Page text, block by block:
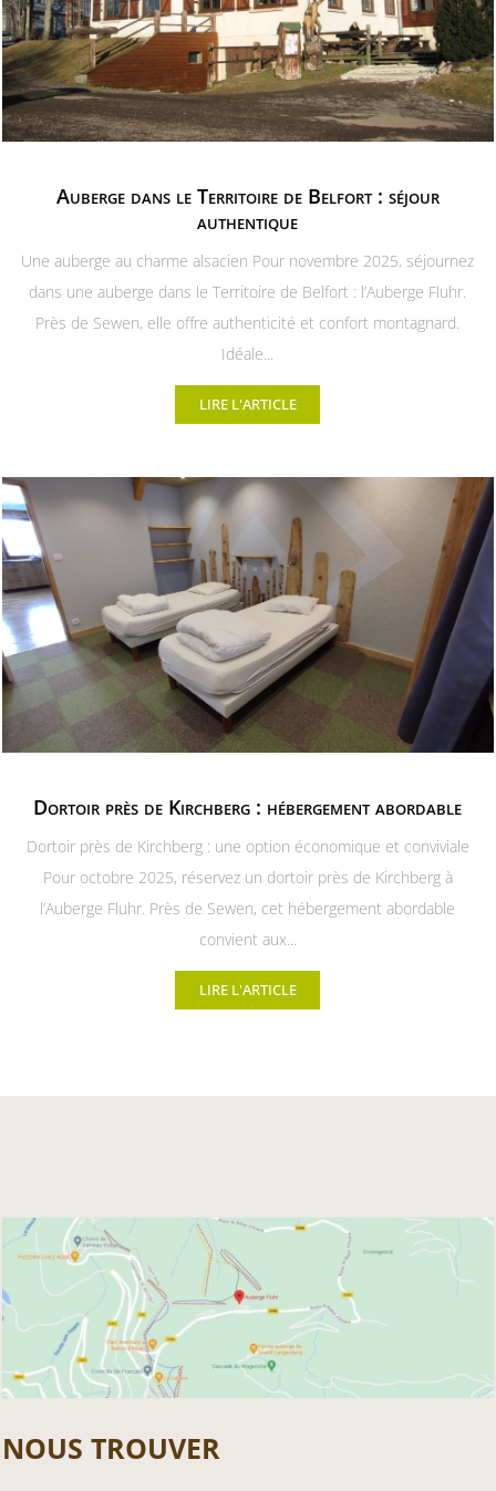
Auberge dans le Territoire de Belfort : séjour
authentique
Une auberge au charme alsacien Pour novembre 2025, séjournez
dans une auberge dans le Territoire de Belfort : l’Auberge Fluhr.
Près de Sewen, elle offre authenticité et confort montagnard.
Idéale...
LIRE L'ARTICLE
Dortoir près de Kirchberg : hébergement abordable
Dortoir près de Kirchberg : une option économique et conviviale
Pour octobre 2025, réservez un dortoir près de Kirchberg à
l’Auberge Fluhr. Près de Sewen, cet hébergement abordable
convient aux...
LIRE L'ARTICLE
NOUS TROUVER